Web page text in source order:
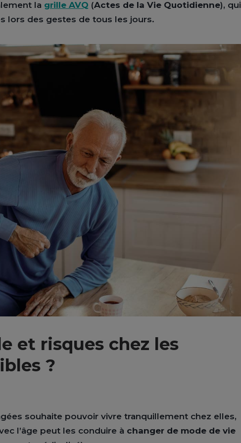
la grille AVQ (Actes de la Vie Quotidienne), qui
lors des gestes de tous les jours.
et risques chez les
?
souhaite pouvoir vivre tranquillement chez elles,
l’âge peut les conduire à changer de mode de vie